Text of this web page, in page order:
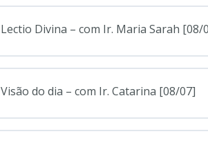
Lectio Divina – com Ir. Maria Sarah [08/
Visão do dia – com Ir. Catarina [08/07]